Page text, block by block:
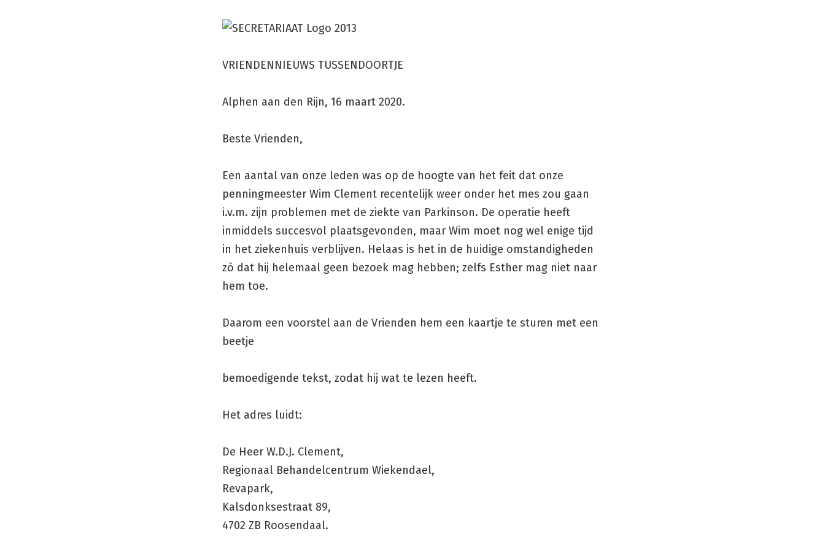
VRIENDENNIEUWS TUSSENDOORTJE
Alphen aan den Rijn, 16 maart 2020.
Beste Vrienden,
Een aantal van onze leden was op de hoogte van het feit dat onze
penningmeester Wim Clement recentelijk weer onder het mes zou gaan
i.v.m. zijn problemen met de ziekte van Parkinson. De operatie heeft
inmiddels succesvol plaatsgevonden, maar Wim moet nog wel enige tijd
in het ziekenhuis verblijven. Helaas is het in de huidige omstandigheden
zò dat hij helemaal geen bezoek mag hebben; zelfs Esther mag niet naar
hem toe.
Daarom een voorstel aan de Vrienden hem een kaartje te sturen met een
beetje
bemoedigende tekst, zodat hij wat te lezen heeft.
Het adres luidt:
De Heer W.D.J. Clement,
Regionaal Behandelcentrum Wiekendael,
Revapark,
Kalsdonksestraat 89,
4702 ZB Roosendaal.